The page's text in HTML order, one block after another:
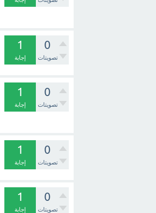
0
تصويتات
1
إجابة
0
تصويتات
1
إجابة
0
تصويتات
1
إجابة
0
تصويتات
1
إجابة